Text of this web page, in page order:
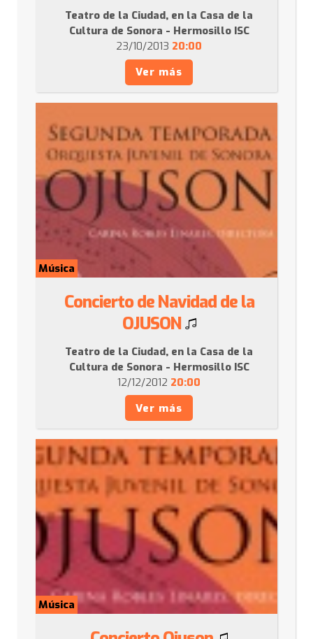
Teatro de la Ciudad, en la Casa de la
Cultura de Sonora - Hermosillo ISC
23/10/2013 20:00
Ver más
Música
Concierto de Navidad de la
OJUSON
Teatro de la Ciudad, en la Casa de la
Cultura de Sonora - Hermosillo ISC
12/12/2012 20:00
Ver más
Música